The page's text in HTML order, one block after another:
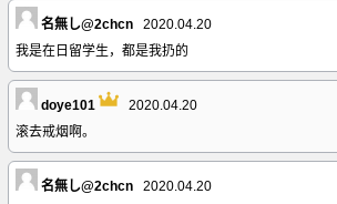
名無し@2chcn
2020.04.20
我是在日留学生，都是我扔的
doye101
2020.04.20
滚去戒烟啊。
名無し@2chcn
2020.04.20